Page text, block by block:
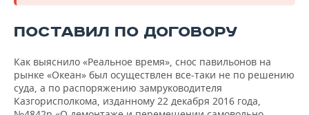
ПОСТАВИЛ ПО ДОГОВОРУ
Как выяснило «Реальное время», снос павильонов на
рынке «Океан» был осуществлен все-таки не по решению
суда, а по распоряжению замруководителя
Казгорисполкома, изданному 22 декабря 2016 года,